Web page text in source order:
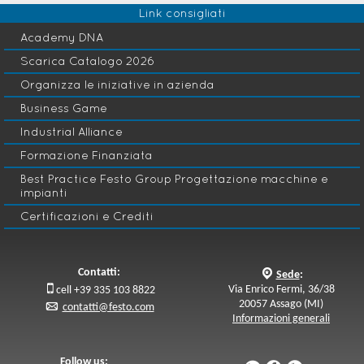
cambiamento.
Link consigliati
Academy DNA
Scarica Catalogo 2026
Organizza le iniziative in azienda
Business Game
Industrial Alliance
Formazione Finanziata
Best Practice Festo Group Progettazione macchine e
impianti
Certificazioni e Crediti
Contatti:
 cell +39 335 103 8822
p contatti@festo.com
q Sede:
Via Enrico Fermi, 36/38
20057 Assago (MI)
Informazioni generali